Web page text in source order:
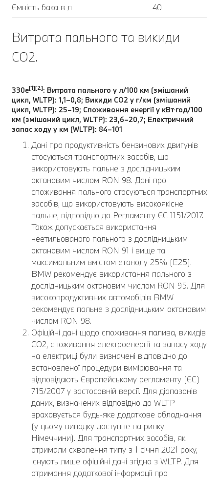
Ємність бака в л 40
Витрата пального та викиди
CO2.
330e[1][2]: Витрата пального у л/100 км (змішаний
цикл, WLTP): 1,1–0,8; Викиди CO2 у г/км (змішаний
цикл, WLTP): 25–19; Споживання енергії у кВт⋅год/100
км (змішаний цикл, WLTP): 23,6–20,7; Електричний
запас ходу у км (WLTP): 84–101
Дані про продуктивність бензинових двигунів
стосуються транспортних засобів, що
використовують пальне з дослідницьким
октановим числом RON 98. Дані про
споживання пального стосуються транспортних
засобів, що використовують високоякісне
пальне, відповідно до Регламенту ЄС 1151/2017.
Також допускається використання
неетильованого пального з дослідницьким
октановим числом RON 91 і вище та
максимальним вмістом етанолу 25% (E25).
BMW рекомендує використання пального з
дослідницьким октановим числом RON 95. Для
високопродуктивних автомобілів BMW
рекомендує пальне з дослідницьким октановим
числом RON 98.
Офіційні дані щодо споживання палива, викидів
CO2, споживання електроенергії та запасу ходу
на електриці були визначені відповідно до
встановленої процедури вимірювання та
відповідають Європейському регламенту (ЄС)
715/2007 у застосовній версії. Для діапазонів
даних, визначених відповідно до WLTP
враховується будь-яке додаткове обладнання
(у цьому випадку доступне на ринку
Німеччини). Для транспортних засобів, які
отримали схвалення типу з 1 січня 2021 року,
існують лише офіційні дані згідно з WLTP. Для
отримання додаткової інформації про